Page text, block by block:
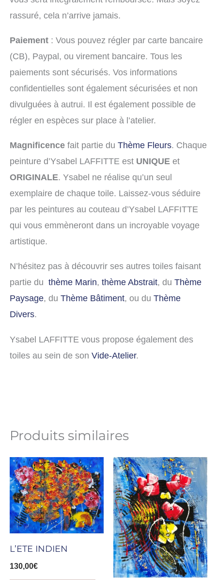
rassuré, cela n’arrive jamais.
Paiement : Vous pouvez régler par carte bancaire
(CB), Paypal, ou virement bancaire. Tous les
paiements sont sécurisés. Vos informations
confidentielles sont également sécurisées et non
divulguées à autrui. Il est également possible de
régler en espèces sur place à l’atelier.
Magnificence fait partie du Thème Fleurs. Chaque
peinture d’Ysabel LAFFITTE est UNIQUE et
ORIGINALE. Ysabel ne réalise qu’un seul
exemplaire de chaque toile. Laissez-vous séduire
par les peintures au couteau d’Ysabel LAFFITTE
qui vous emmèneront dans un incroyable voyage
artistique.
N’hésitez pas à découvrir ses autres toiles faisant
partie du thème Marin, thème Abstrait, du Thème
Paysage, du Thème Bâtiment, ou du Thème
Divers.
Ysabel LAFFITTE vous propose également des
toiles au sein de son Vide-Atelier.
Produits similaires
L’ETE INDIEN
130,00€